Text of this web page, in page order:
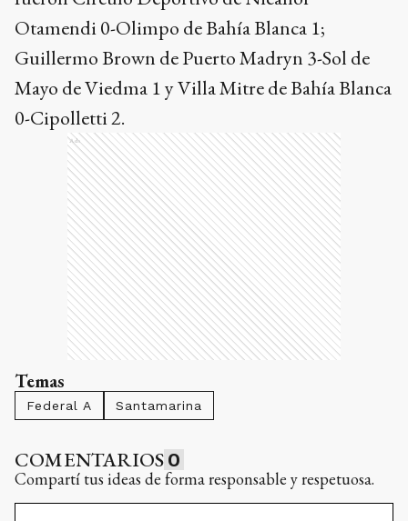
Otamendi 0-Olimpo de Bahía Blanca 1;
Guillermo Brown de Puerto Madryn 3-Sol de
Mayo de Viedma 1 y Villa Mitre de Bahía Blanca
0-Cipolletti 2.
Ads
Temas
Federal A Santamarina
COMENTARIOS 0
Compartí tus ideas de forma responsable y respetuosa.